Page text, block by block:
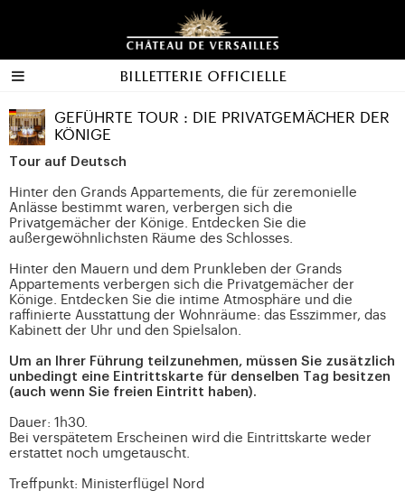
Billetterie officielle
GEFÜHRTE TOUR : DIE PRIVATGEMÄCHER DER
KÖNIGE
Tour auf Deutsch
Hinter den Grands Appartements, die für zeremonielle
Anlässe bestimmt waren, verbergen sich die
Privatgemächer der Könige. Entdecken Sie die
außergewöhnlichsten Räume des Schlosses.
Hinter den Mauern und dem Prunkleben der Grands
Appartements verbergen sich die Privatgemächer der
Könige. Entdecken Sie die intime Atmosphäre und die
raffinierte Ausstattung der Wohnräume: das Esszimmer, das
Kabinett der Uhr und den Spielsalon.
Um an Ihrer Führung teilzunehmen, müssen Sie zusätzlich
unbedingt eine Eintrittskarte für denselben Tag besitzen
(auch wenn Sie freien Eintritt haben).
Dauer: 1h30.
Bei verspätetem Erscheinen wird die Eintrittskarte weder
erstattet noch umgetauscht.
Treffpunkt: Ministerflügel Nord